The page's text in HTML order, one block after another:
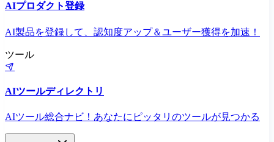
AIプロダクト登録
AI製品を登録して、認知度アップ＆ユーザー獲得を加速！
ツール
AIツールディレクトリ
AIツール総合ナビ！あなたにピッタリのツールが見つかる